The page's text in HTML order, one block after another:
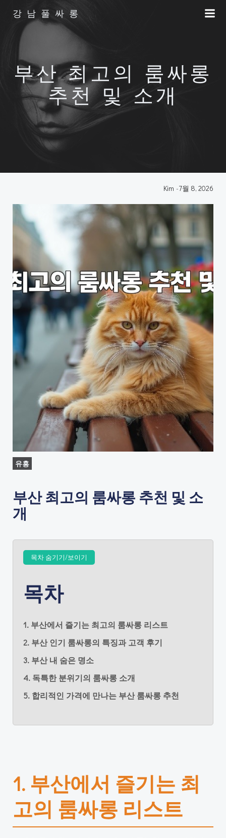
강남풀싸롱
부산 최고의 룸싸롱
추천 및 소개
Kim -7월 8, 2026
유흥
부산 최고의 룸싸롱 추천 및 소
개
목차 숨기기/보이기
목차
1. 부산에서 즐기는 최고의 룸싸롱 리스트
2. 부산 인기 룸싸롱의 특징과 고객 후기
3. 부산 내 숨은 명소
4. 독특한 분위기의 룸싸롱 소개
5. 합리적인 가격에 만나는 부산 룸싸롱 추천
1. 부산에서 즐기는 최
고의 룸싸롱 리스트